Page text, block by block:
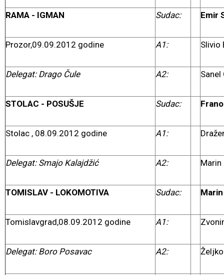
RAMA - IGMAN Sudac: Emir
Prozor,09.09.2012 godine A1: Slivio
Delegat: Drago Čule A2:
STOLAC - POSUŠJE Sudac:
Stolac , 08.09.2012 godine A1:
Delegat: Smajo Kalajdžić A2: Marin
TOMISLAV - LOKOMOTIVA Sudac:
Tomislavgrad,08.09.2012 godine A1:
Delegat: Boro Posavac A2: